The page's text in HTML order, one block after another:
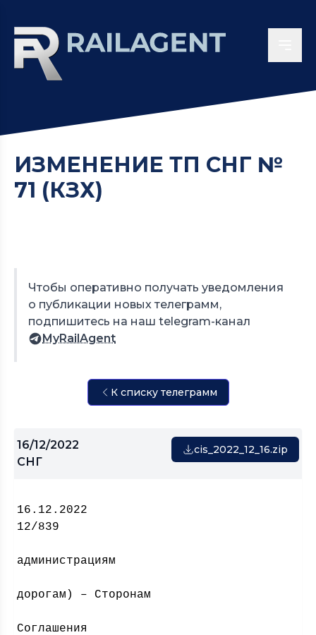
ИЗМЕНЕНИЕ ТП СНГ №
71 (КЗХ)
Чтобы оперативно получать уведомления
о публикации новых телеграмм,
подпишитесь на наш telegram-канал
MyRailAgent
К списку телеграмм
16/12/2022
СНГ
cis_2022_12_16.zip
12/839
администрациям
дорогам) – Сторонам
Соглашения